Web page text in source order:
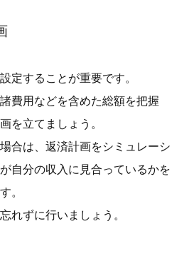
定することが重要です。
費用などを含めた総額を把握
を立てましょう。
合は、返済計画をシミュレーシ
自分の収入に見合っているかを
。
れずに行いましょう。